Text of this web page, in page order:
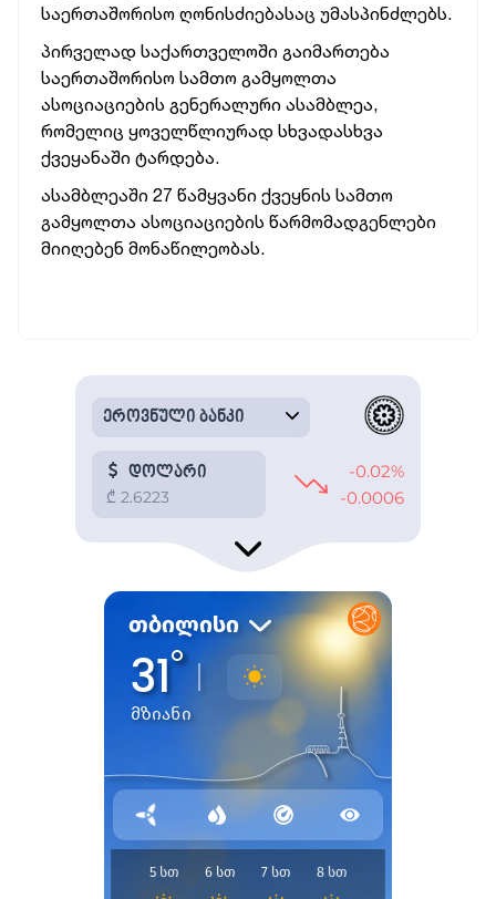
საერთაშორისო ღონისძიებასაც უმასპინძლებს.
პირველად საქართველოში გაიმართება
საერთაშორისო სამთო გამყოლთა
ასოციაციების გენერალური ასამბლეა,
რომელიც ყოველწლიურად სხვადასხვა
ქვეყანაში ტარდება.
ასამბლეაში 27 წამყვანი ქვეყნის სამთო
გამყოლთა ასოციაციების წარმომადგენლები
მიიღებენ მონაწილეობას.